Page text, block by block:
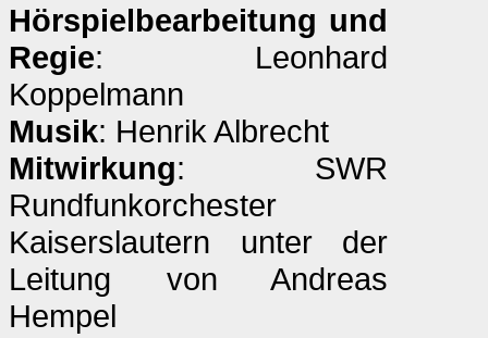
Hörspielbearbeitung und
Regie: Leonhard
Koppelmann
Musik: Henrik Albrecht
Mitwirkung: SWR
Rundfunkorchester
Kaiserslautern unter der
Leitung von Andreas
Hempel